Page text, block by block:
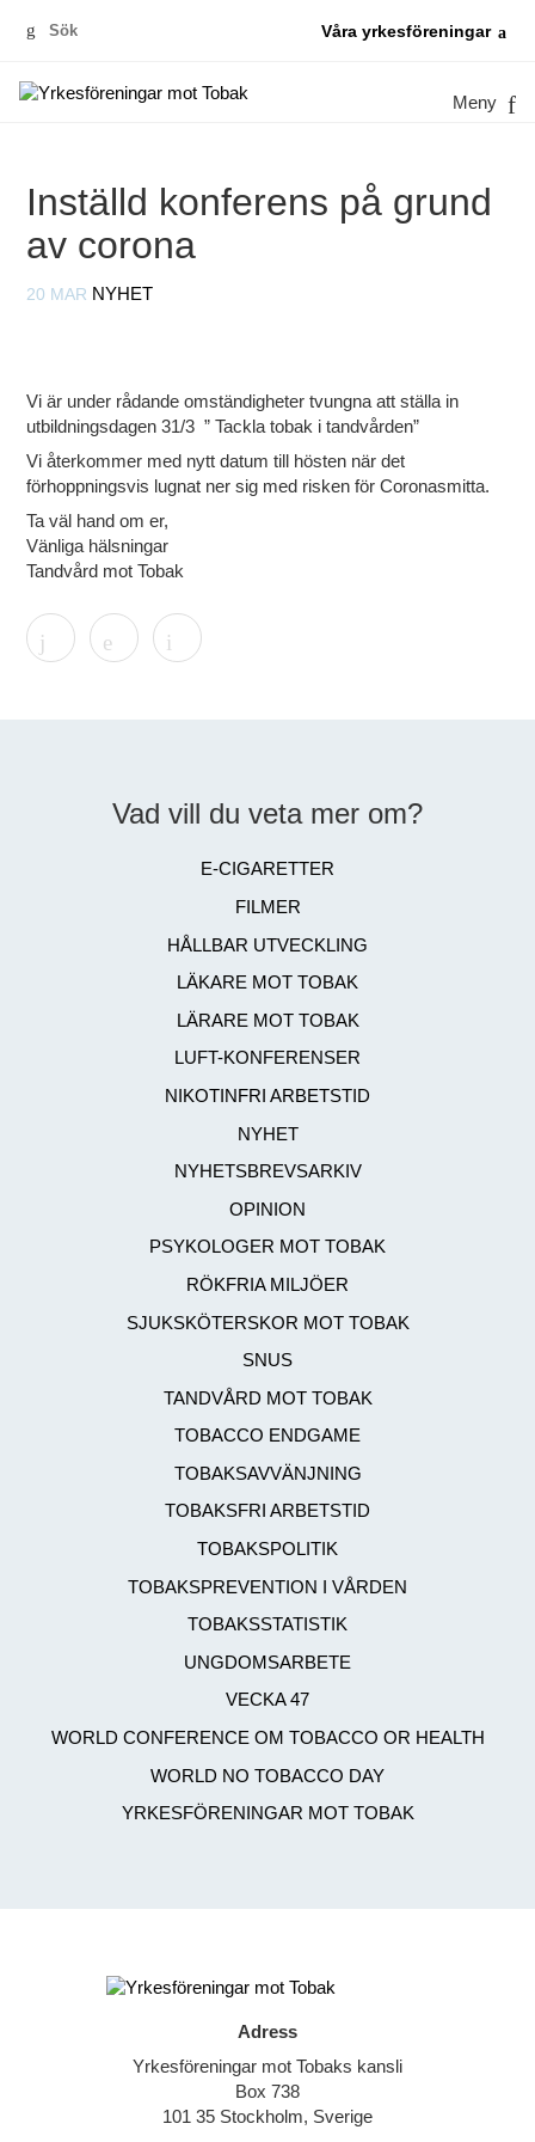
Sök
Våra yrkesföreningar
Meny
Inställd konferens på grund
av corona
20 MAR NYHET
Vi är under rådande omständigheter tvungna att ställa in
utbildningsdagen 31/3 ” Tackla tobak i tandvården”
Vi återkommer med nytt datum till hösten när det
förhoppningsvis lugnat ner sig med risken för Coronasmitta.
Ta väl hand om er,
Vänliga hälsningar
Tandvård mot Tobak
Vad vill du veta mer om?
E-CIGARETTER
FILMER
HÅLLBAR UTVECKLING
LÄKARE MOT TOBAK
LÄRARE MOT TOBAK
LUFT-KONFERENSER
NIKOTINFRI ARBETSTID
NYHET
NYHETSBREVSARKIV
OPINION
PSYKOLOGER MOT TOBAK
RÖKFRIA MILJÖER
SJUKSKÖTERSKOR MOT TOBAK
SNUS
TANDVÅRD MOT TOBAK
TOBACCO ENDGAME
TOBAKSAVVÄNJNING
TOBAKSFRI ARBETSTID
TOBAKSPOLITIK
TOBAKSPREVENTION I VÅRDEN
TOBAKSSTATISTIK
UNGDOMSARBETE
VECKA 47
WORLD CONFERENCE OM TOBACCO OR HEALTH
WORLD NO TOBACCO DAY
YRKESFÖRENINGAR MOT TOBAK
Adress
Yrkesföreningar mot Tobaks kansli
Box 738
101 35 Stockholm, Sverige